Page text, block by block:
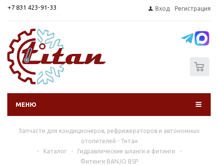
+7 831 423-91-33 Вход Регистрация
МЕНЮ
Запчасти для кондиционеров, рефрижераторов и автономных
отопителей - Титан
-
Каталог - Гидравлические шланги и фитинги
-
Фитинги BANJO BSP